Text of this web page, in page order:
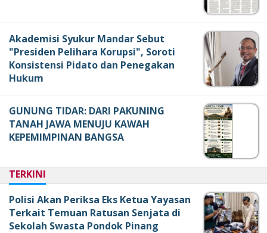
Akademisi Syukur Mandar Sebut
"Presiden Pelihara Korupsi", Soroti
Konsistensi Pidato dan Penegakan
Hukum
GUNUNG TIDAR: DARI PAKUNING
TANAH JAWA MENUJU KAWAH
KEPEMIMPINAN BANGSA
TERKINI
Polisi Akan Periksa Eks Ketua Yayasan
Terkait Temuan Ratusan Senjata di
Sekolah Swasta Pondok Pinang